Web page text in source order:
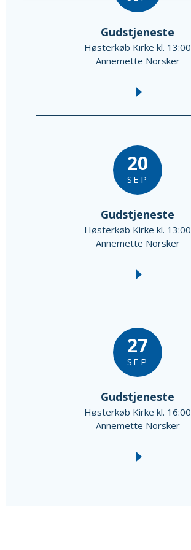
Gudstjeneste
Høsterkøb Kirke kl. 13:00
Annemette Norsker
20
SEP
Gudstjeneste
Høsterkøb Kirke kl. 13:00
Annemette Norsker
27
SEP
Gudstjeneste
Høsterkøb Kirke kl. 16:00
Annemette Norsker